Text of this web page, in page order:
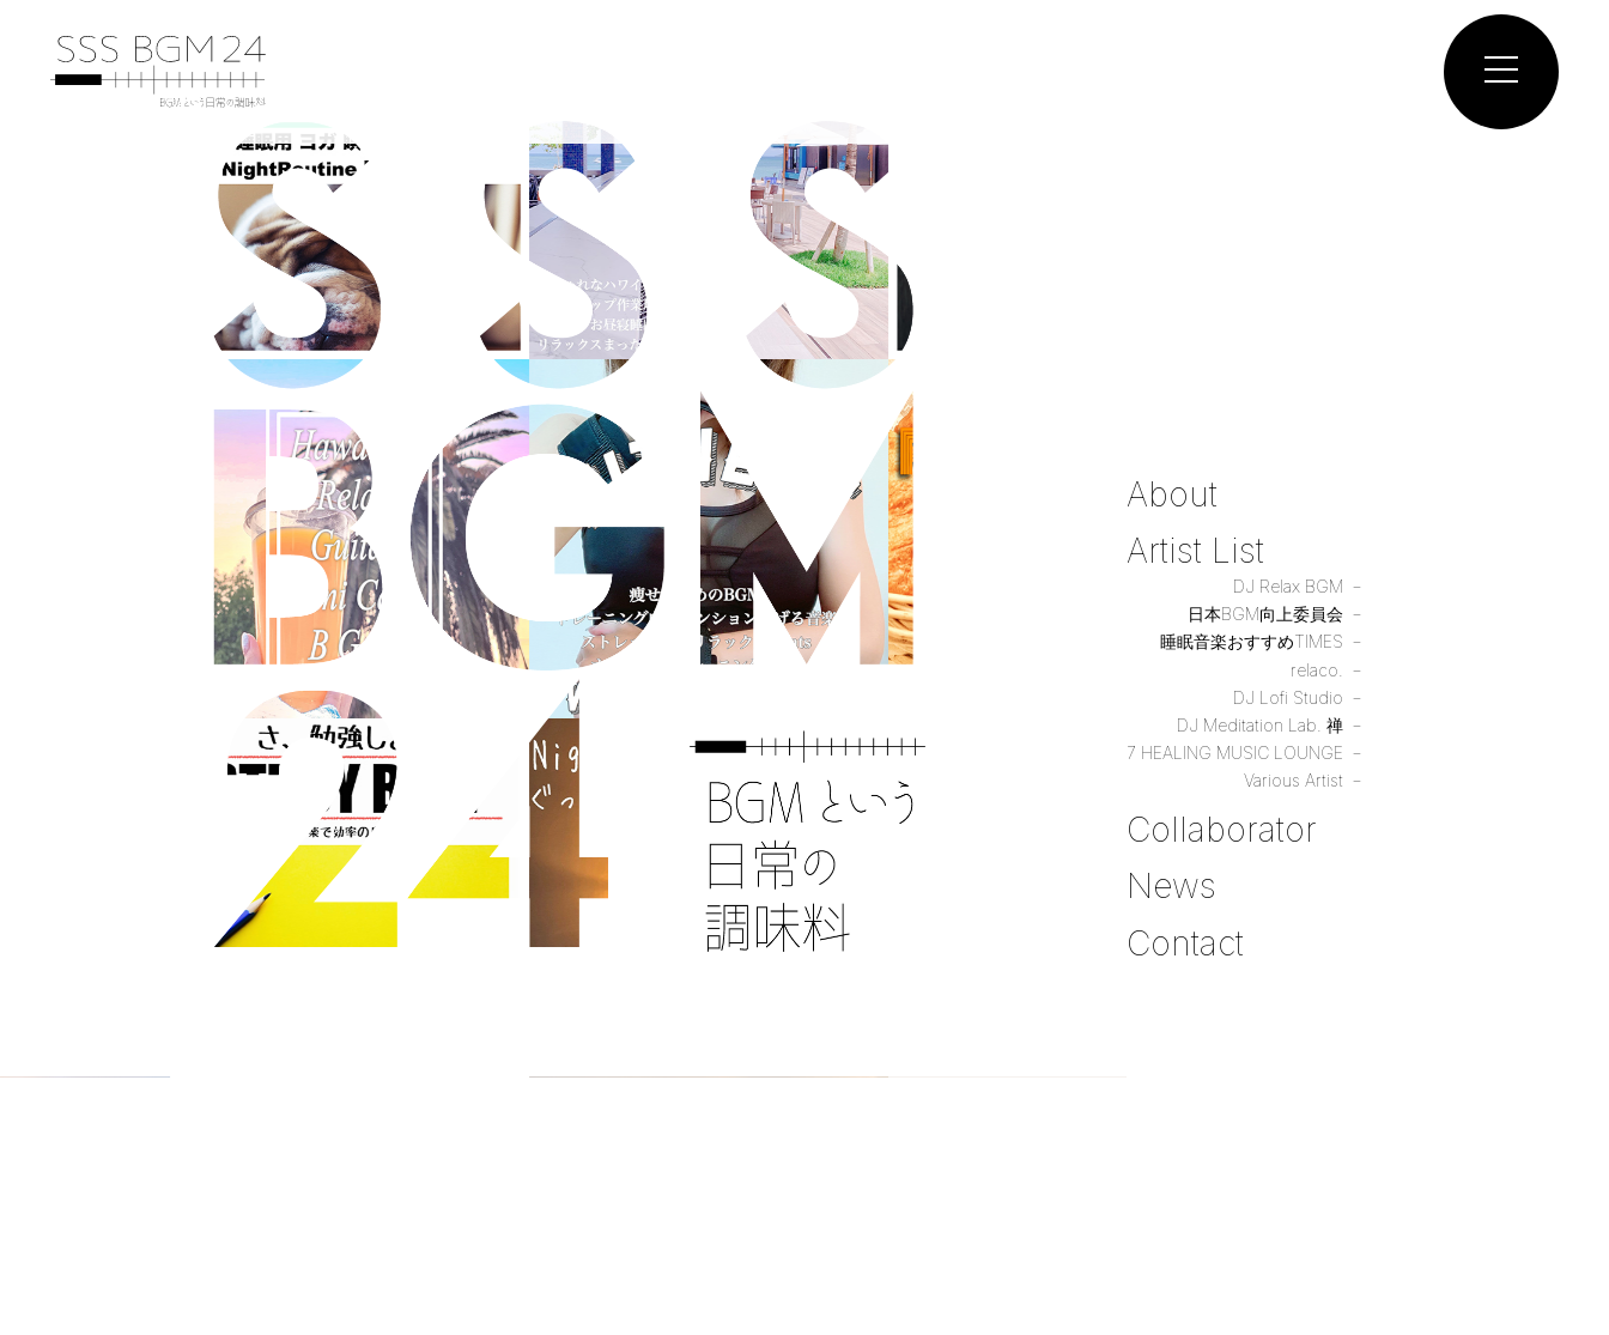
About
Artist List
DJ Relax BGM
日本BGM向上委員会
睡眠音楽おすすめTIMES
relaco.
DJ Lofi Studio
DJ Meditation Lab. 禅
7 HEALING MUSIC LOUNGE
Various Artist
Collaborator
News
Contact